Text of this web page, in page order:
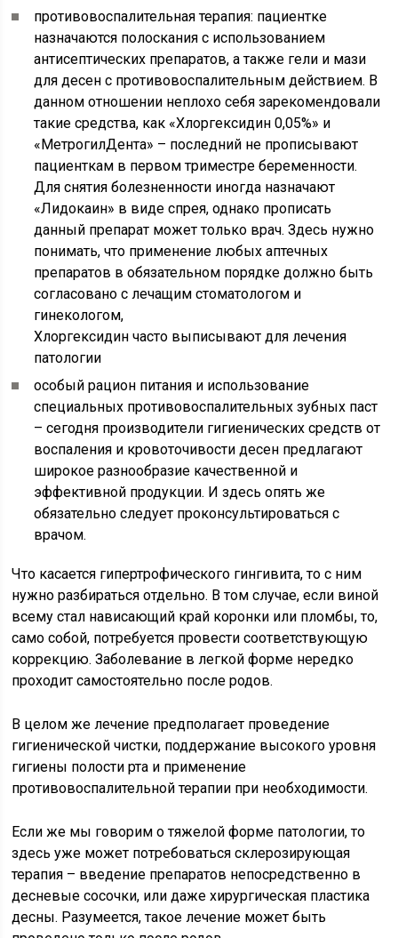
противовоспалительная терапия: пациентке
назначаются полоскания с использованием
антисептических препаратов, а также гели и мази
для десен с противовоспалительным действием. В
данном отношении неплохо себя зарекомендовали
такие средства, как «Хлоргексидин 0,05%» и
«МетрогилДента» – последний не прописывают
пациенткам в первом триместре беременности.
Для снятия болезненности иногда назначают
«Лидокаин» в виде спрея, однако прописать
данный препарат может только врач. Здесь нужно
понимать, что применение любых аптечных
препаратов в обязательном порядке должно быть
согласовано с лечащим стоматологом и
гинекологом,
Хлоргексидин часто выписывают для лечения
патологии
особый рацион питания и использование
специальных противовоспалительных зубных паст
– сегодня производители гигиенических средств от
воспаления и кровоточивости десен предлагают
широкое разнообразие качественной и
эффективной продукции. И здесь опять же
обязательно следует проконсультироваться с
врачом.
Что касается гипертрофического гингивита, то с ним
нужно разбираться отдельно. В том случае, если виной
всему стал нависающий край коронки или пломбы, то,
само собой, потребуется провести соответствующую
коррекцию. Заболевание в легкой форме нередко
проходит самостоятельно после родов.
В целом же лечение предполагает проведение
гигиенической чистки, поддержание высокого уровня
гигиены полости рта и применение
противовоспалительной терапии при необходимости.
Если же мы говорим о тяжелой форме патологии, то
здесь уже может потребоваться склерозирующая
терапия – введение препаратов непосредственно в
десневые сосочки, или даже хирургическая пластика
десны. Разумеется, такое лечение может быть